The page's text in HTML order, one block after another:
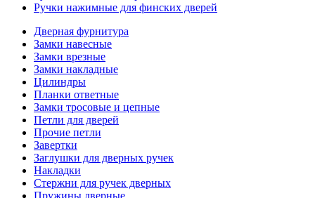
Ручки нажимные для финских дверей
Дверная фурнитура
Замки навесные
Замки врезные
Замки накладные
Цилиндры
Планки ответные
Замки тросовые и цепные
Петли для дверей
Прочие петли
Завертки
Заглушки для дверных ручек
Накладки
Стержни для ручек дверных
Пружины дверные